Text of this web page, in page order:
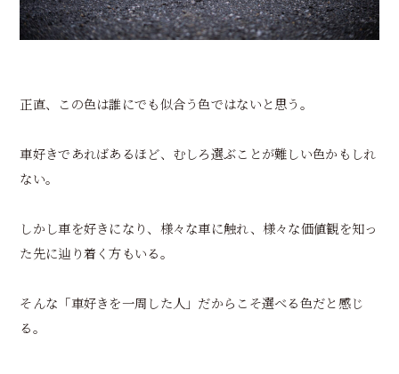
正直、この色は誰にでも似合う色ではないと思う。
車好きであればあるほど、むしろ選ぶことが難しい色かもしれ
ない。
しかし車を好きになり、様々な車に触れ、様々な価値観を知っ
た先に辿り着く方もいる。
そんな「車好きを一周した人」だからこそ選べる色だと感じ
る。